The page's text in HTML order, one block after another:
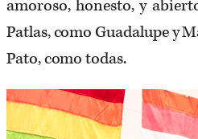
amoroso, honesto, y
Patlas, como Guadalupe y
Pato, como todas.